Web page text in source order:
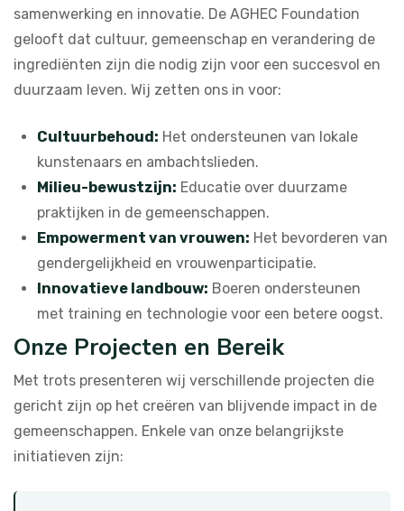
samenwerking en innovatie. De AGHEC Foundation
gelooft dat cultuur, gemeenschap en verandering de
ingrediënten zijn die nodig zijn voor een succesvol en
duurzaam leven. Wij zetten ons in voor:
Cultuurbehoud: Het ondersteunen van lokale
kunstenaars en ambachtslieden.
Milieu-bewustzijn: Educatie over duurzame
praktijken in de gemeenschappen.
Empowerment van vrouwen: Het bevorderen van
gendergelijkheid en vrouwenparticipatie.
Innovatieve landbouw: Boeren ondersteunen
met training en technologie voor een betere oogst.
Onze Projecten en Bereik
Met trots presenteren wij verschillende projecten die
gericht zijn op het creëren van blijvende impact in de
gemeenschappen. Enkele van onze belangrijkste
initiatieven zijn: